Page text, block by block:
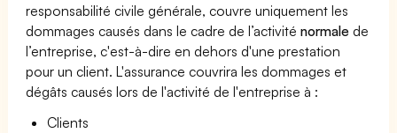
responsabilité civile générale, couvre uniquement les
dommages causés dans le cadre de l’activiténormale de
l’entreprise, c'est-à-dire en dehors d'une prestation
pour un client. L'assurance couvrira les dommages et
dégâts causés lors de l'activité de l'entreprise à :
Clients